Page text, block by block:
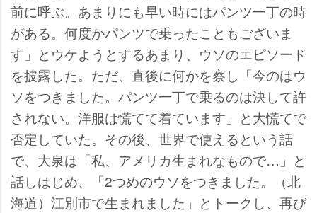
前に呼ぶ。あまりにも早い時にはパンツ一丁の時
がある。何度かパンツで乗ったこともございま
す」とウケようとするあまり、ウソのエピソード
を披露した。ただ、直後に何かを察し「今のはウ
ソをつきました。パンツ一丁で乗るのは決して許
されない。洋服は慌てて着ています」と大慌てで
否定していた。その後、世界で使えるという話
で、大泉は「私、アメリカ生まれなもので…」と
話しはじめ、「2つめのウソをつきました。（北
海道）江別市で生まれました」とトークし、再び